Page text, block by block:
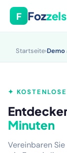
F Fozzels
Startseite›Demo
✦
Minuten
Vereinbaren